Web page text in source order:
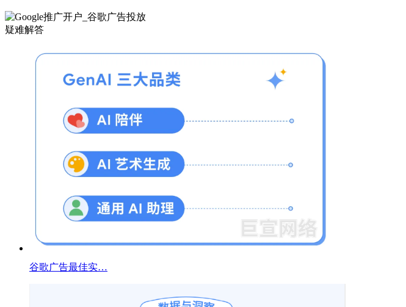
疑难解答
谷歌广告最佳实…